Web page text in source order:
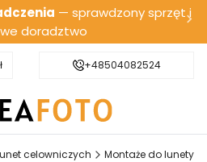
— sprawdzony sprzęt i
doradztwo
Bezpieczna wysyłka
+48504082524
celowniczych Montaże do lunety